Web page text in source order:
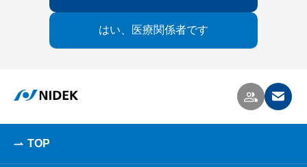
はい、医療関係者です
TOP